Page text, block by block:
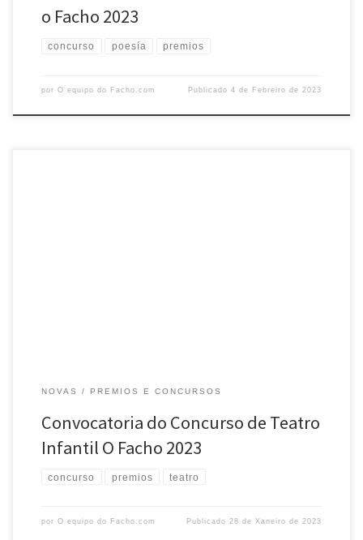
o Facho 2023
concurso poesía premios
por O equipo do Facho.com Publicado4 de Febreiro de 2023
NOVAS PREMIOS E CONCURSOS
Convocatoria do Concurso de Teatro
Infantil O Facho 2023
concurso premios teatro
por O equipo do Facho.com Publicado 28 de Xaneiro de 2023